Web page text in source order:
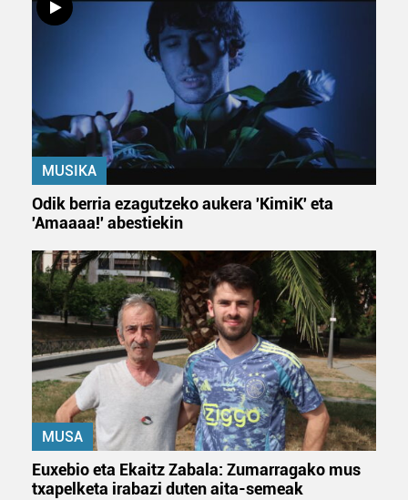
MUSIKA
Odik berria ezagutzeko aukera 'KimiK' eta
'Amaaaa!' abestiekin
MUSA
Euxebio eta Ekaitz Zabala: Zumarragako mus
txapelketa irabazi duten aita-semeak